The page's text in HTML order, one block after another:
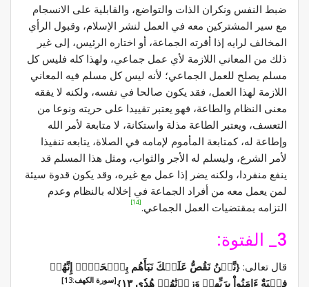
ضبط النفس ونكران الذات والتواضع، والقابلية على الانسجام
مع سير المشتركين معه في العمل لنشر الإسلام، وقبول الرأي
المخالف لرايه إذا أقرته الجماعة، أو اختاره الرئيس، إلى غير
ذلك من المعاني اللازمة لأي عمل جماعي، ولهذا كله فليس كل
مسلم يصلح للعمل الجماعي؛ لأنه ليس كل مسلم فيه المعاني
اللازمة لهذا العمل، فقد يكون صالحا في نفسه، ولكنه لا يفقه
معنى النظام والطاعة، فهو يعتبر تقييدا على حريته ونوعا من
التعسف، ويعتبر الطاعة مذلة واستكانة، لا متابعة لأمر الله
وإطاعة له، كمتابعة المأموم لإمامه في الصلاة، يتابعه تنفيذا
لأمر الشرع، وليسلم له الأجر والثواب، ومثل هذا المسلم قد
ينفع منفردا، ولكنه يضر إذا عمل مع غيره، وقد يكون قدوة سيئة
لمن يعمل معه من أفراد الجماعة في إخلاله بالنظام وعدم
التزامه بمقتضيات العمل الجماعي.[14]
3_ الفتوة:
قال تعالى: {نَّحۡنُ نَقُصُّ عَلَيۡكَ نَبَأَهُم بِٱلۡحَقِّۚ إِنَّهُمۡ
فِتۡيَةٌ ءَامَنُواْ بِرَبِّهِمۡ وَزِدۡنَٰهُمۡ هُدٗى ١٣}
[سورة الكهف:13]